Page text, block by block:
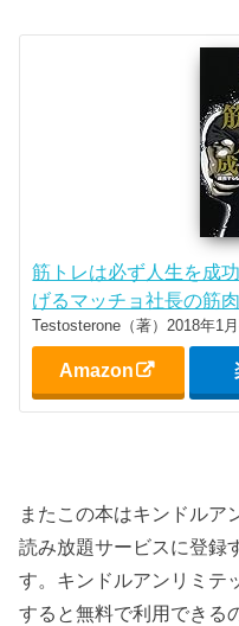
筋トレは必ず人生を成
げるマッチョ社長の筋
Testosterone（著）2018年1
Amazon
またこの本はキンドルア
読み放題サービスに登録
す。キンドルアンリミテ
すると無料で利用できる